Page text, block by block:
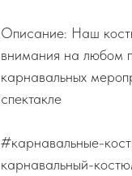
Описание: Наш
внимания на любом
карнавальных
спектакле
#карнавальные-
карнавальный-